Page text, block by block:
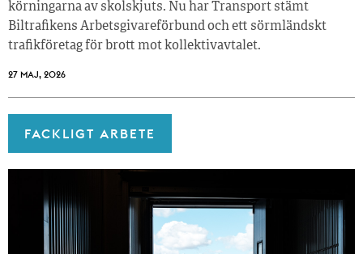
körningarna av skolskjuts. Nu har Transport stämt
Biltrafikens Arbetsgivareförbund och ett sörmländskt
trafikföretag för brott mot kollektivavtalet.
27 MAJ, 2026
FACKLIGT ARBETE